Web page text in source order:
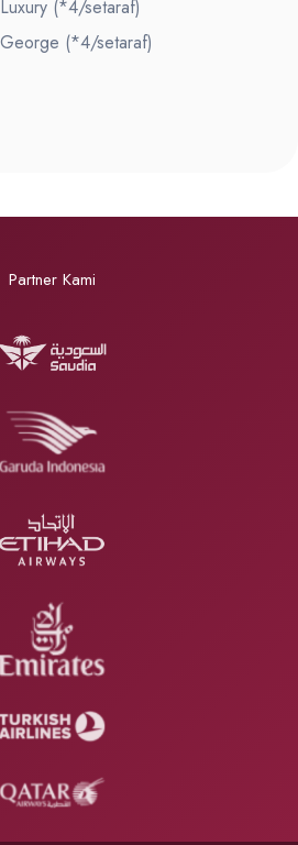
(*4/setaraf)
(*4/setaraf)
Partner Kami